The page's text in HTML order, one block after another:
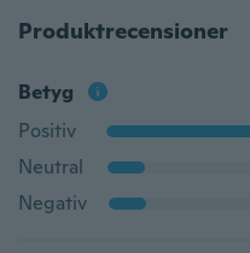
Produktrecensioner
Betyg
Positiv
Neutral
Negativ